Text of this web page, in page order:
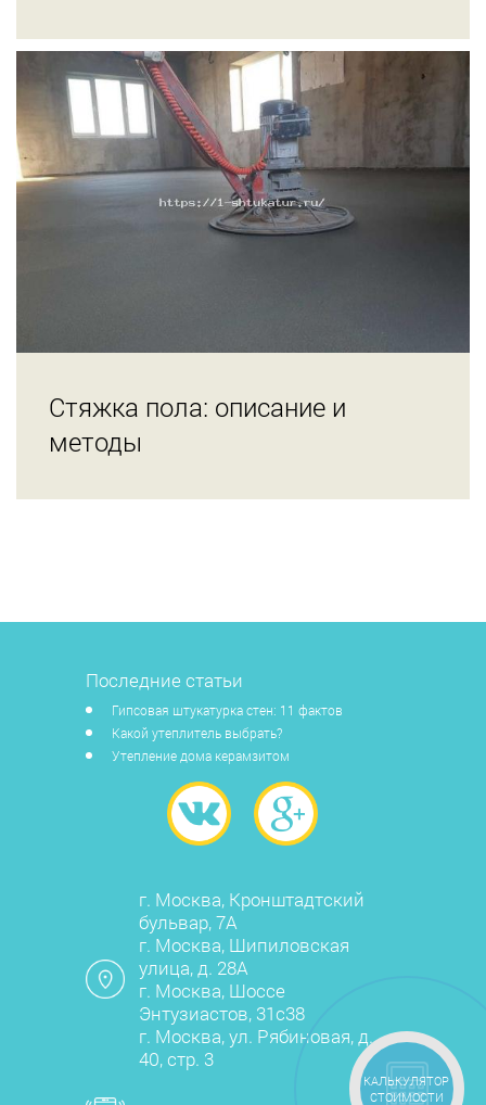
Стяжка пола: описание и
методы
Последние статьи
Гипсовая штукатурка стен: 11 фактов
Какой утеплитель выбрать?
Утепление дома керамзитом
г. Москва, Кронштадтский
бульвар, 7А
г. Москва, Шипиловская
улица, д. 28А
г. Москва, Шоссе
Энтузиастов, 31с38
г. Москва, ул. Рябиновая, д.
40, стр. 3
КАЛЬКУЛЯТОР
СТОИМОСТИ